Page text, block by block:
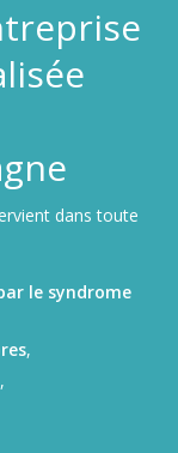
dans toute
le syndrome
,